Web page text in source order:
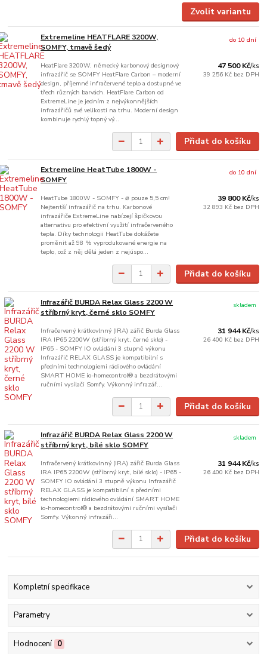
Zvolit variantu
Extremeline HEATFLARE 3200W,
SOMFY, tmavě šedý
HeatFlare 3200W, německý karbonový designový
infrazářič se SOMFY HeatFlare Carbon – moderní
design, příjemné infračervené teplo a dostupné ve
třech různých barvách. HeatFlare Carbon od
ExtremeLine je jedním z nejvýkonnějších
infrazářičů své velikosti na trhu. Moderní design
kombinuje rychlý topný vý...
47 500 Kč/ks
39 256 Kč bez DPH
do 10 dní
Přidat do košíku
Extremeline HeatTube 1800W -
SOMFY
HeatTube 1800W - SOMFY - ⌀ pouze 5,5 cm!
Nejtentší infrazářič na trhu. Karbonové
infrazářiče ExtremeLine nabízejí špičkovou
alternativu pro efektivní využití infračerveného
tepla. Díky technologii HeatTube dokážete
proměnit až 98 % vyprodukované energie na
teplo, což z něj dělá jeden z nejúspo...
39 800 Kč/ks
32 893 Kč bez DPH
do 10 dní
Přidat do košíku
Infrazářič BURDA Relax Glass 2200 W
stříbrný kryt, černé sklo SOMFY
Infračervený krátkovlnný (IRA) zářič Burda Glass
IRA IP65 2200W (stříbrný kryt, černé sklo) -
IP65 - SOMFY IO ovládání 3 stupně výkonu
Infrazářič RELAX GLASS je kompatibilní s
předními technologiemi rádiového ovládání
SMART HOME io-homecontrol® a bezdrátovými
ručními vysílači Somfy. Výkonný infrazář...
31 944 Kč/ks
26 400 Kč bez DPH
skladem
Přidat do košíku
Infrazářič BURDA Relax Glass 2200 W
stříbrný kryt, bílé sklo SOMFY
Infračervený krátkovlnný (IRA) zářič Burda Glass
IRA IP65 2200W (stříbrný kryt, bílé sklo) - IP65 -
SOMFY IO ovládání 3 stupně výkonu Infrazářič
RELAX GLASS je kompatibilní s předními
technologiemi rádiového ovládání SMART HOME
io-homecontrol® a bezdrátovými ručními vysílači
Somfy. Výkonný infrazáři...
31 944 Kč/ks
26 400 Kč bez DPH
skladem
Přidat do košíku
Kompletní specifikace
Parametry
Hodnocení 0